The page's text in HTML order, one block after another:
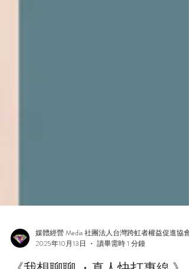
媒體經營 Media 社團法人台灣跨虹者權益促進協會